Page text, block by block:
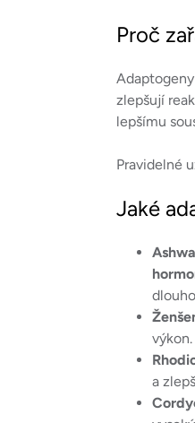
Proč
zlepšují
lepšímu
Pravidelné
Jaké
výkon.
a